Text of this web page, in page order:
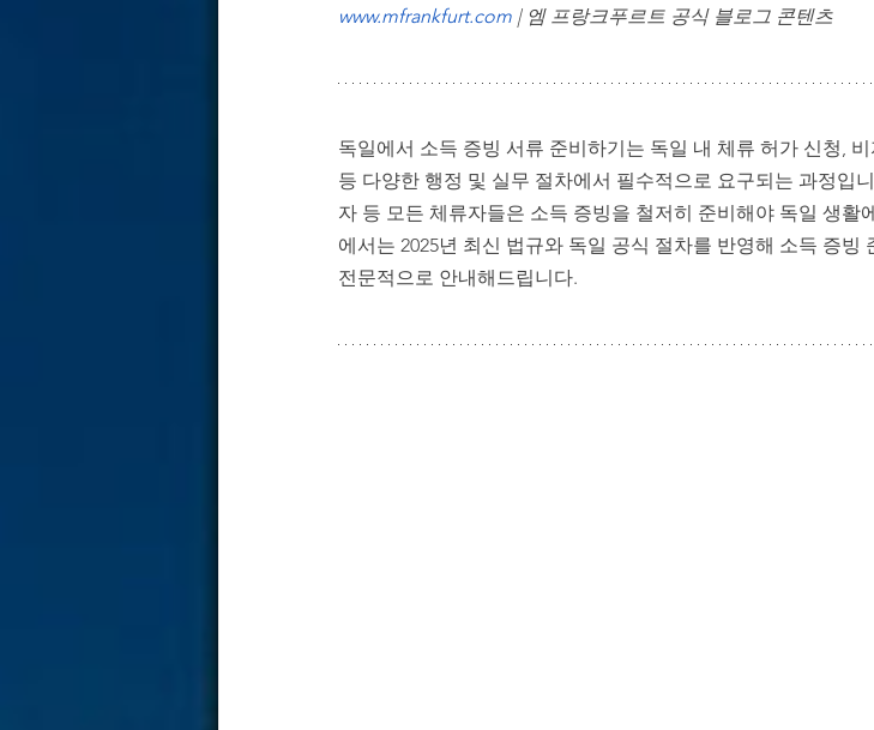
독일 경제·산업 & 기업 환경 분석 독일 정착 행정 & 주재원 가족 지원
www.mfrankfurt.com | 엠 프랑크푸르트 공식 블로그 콘텐츠
독일에서 소득 증빙 서류 준비하기는 독일 내 체류 허가 신청,
등 다양한 행정 및 실무 절차에서 필수적으로 요구되는 과정입
자 등 모든 체류자들은 소득 증빙을 철저히 준비해야 독일 생활
에서는 2025년 최신 법규와 독일 공식 절차를 반영해 소득 증빙
전문적으로 안내해드립니다.